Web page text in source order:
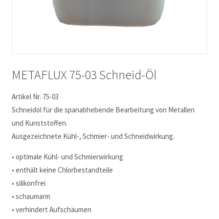
METAFLUX 75-03 Schneid-Öl
Artikel Nr. 75-03
Schneidöl für die spanabhebende Bearbeitung von Metallen
und Kunststoffen.
Ausgezeichnete Kühl-, Schmier- und Schneidwirkung.
• optimale Kühl- und Schmierwirkung
• enthält keine Chlorbestandteile
• silikonfrei
• schaumarm
• verhindert Aufschäumen